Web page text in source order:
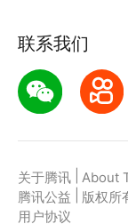
联系我们
关于腾讯 About
腾讯公益
版权所
用户协议